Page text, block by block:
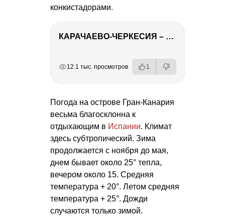
конкистадорами.
КАРАЧАЕВО-ЧЕРКЕСИЯ – ПУТЕШЕСТВИЕ НА КАВКАЗ часть 2
12.1 тыс. просмотров 1
Погода на острове Гран-Канария
весьма благосклонна к
отдыхающим в Испании. Климат
здесь субтропический. Зима
продолжается с ноября до мая,
днем бывает около 25° тепла,
вечером около 15. Средняя
температура + 20°. Летом средняя
температура + 25°. Дожди
случаются только зимой.